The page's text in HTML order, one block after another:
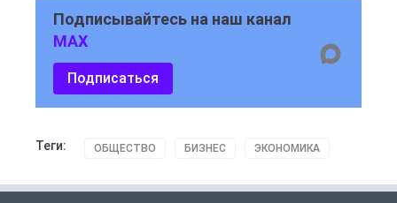
Подписывайтесь на наш канал
MAX
Подписаться
Теги: ОБЩЕСТВО БИЗНЕС ЭКОНОМИКА